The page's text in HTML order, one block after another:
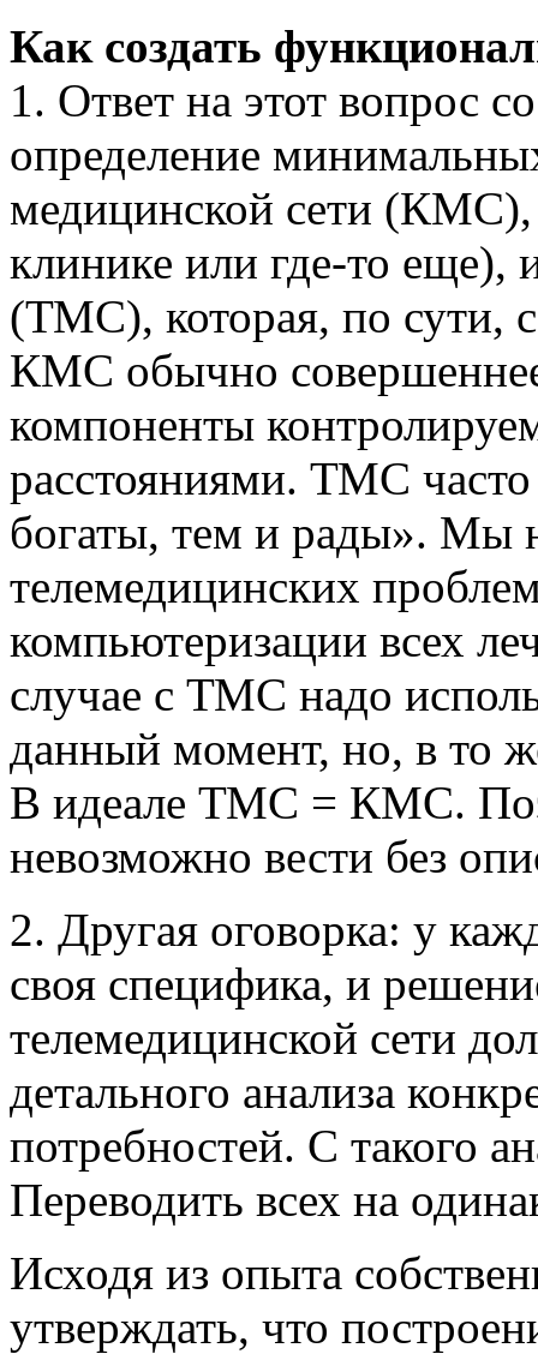
Как создать
1. Ответ на этот вопрос
определение
медицинской сети (КМС),
клинике или где-то еще),
(ТМС), которая, по сути,
КМС обычно
компоненты
расстояниями. ТМС
богаты, тем и рады». Мы
телемедицинских
компьютеризации всех
случае с ТМС надо
данный момент, но, в то
В идеале ТМС = КМС.
невозможно вести без
2. Другая оговорка: у
своя специфика, и
телемедицинской сети
детального анализа
потребностей. С такого
Переводить всех на
Исходя из опыта
утверждать, что